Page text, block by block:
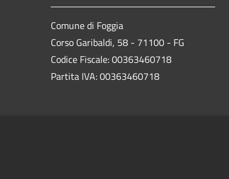
Comune di Foggia
Corso Garibaldi, 58 - 71100 - FG
Codice Fiscale: 00363460718
Partita IVA: 00363460718